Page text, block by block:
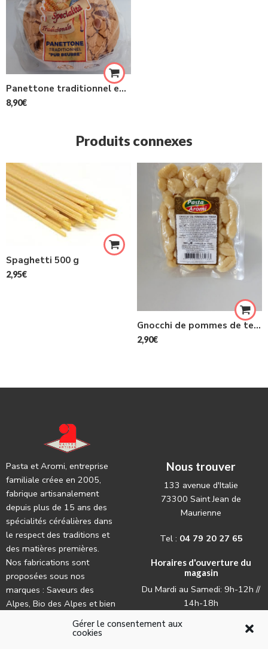
Gérer le consentement aux
cookies
Panettone traditionnel en croûte d’amandes et noisettes 750g
8,90€
Produits connexes
Spaghetti 500 g
2,95€
Gnocchi de pommes de terre 500 g
2,90€
Pasta et Aromi, entreprise
familiale créee en 2005,
fabrique artisanalement
depuis plus de 15 ans des
spécialités céréalières dans
le respect des traditions et
des matières premières.
Nos fabrications sont
proposées sous nos
marques : Saveurs des
Alpes, Bio des Alpes et bien
évidemment La Lune.
Nous trouver
133 avenue d'Italie
73300 Saint Jean de
Maurienne
Tel : 04 79 20 27 65
Horaires d'ouverture du
magasin
Du Mardi au Samedi: 9h-12h //
14h-18h